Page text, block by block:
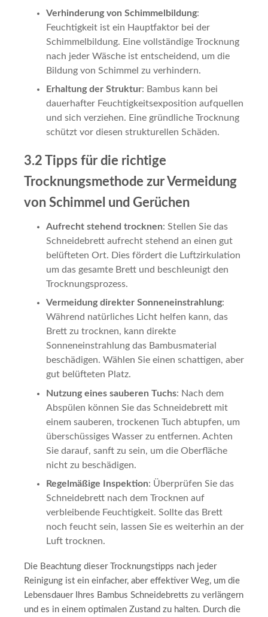
Verhinderung von Schimmelbildung:
Feuchtigkeit ist ein Hauptfaktor bei der
Schimmelbildung. Eine vollständige Trocknung
nach jeder Wäsche ist entscheidend, um die
Bildung von Schimmel zu verhindern.
Erhaltung der Struktur: Bambus kann bei
dauerhafter Feuchtigkeitsexposition aufquellen
und sich verziehen. Eine gründliche Trocknung
schützt vor diesen strukturellen Schäden.
3.2 Tipps für die richtige
Trocknungsmethode zur Vermeidung
von Schimmel und Gerüchen
Aufrecht stehend trocknen: Stellen Sie das
Schneidebrett aufrecht stehend an einen gut
belüfteten Ort. Dies fördert die Luftzirkulation
um das gesamte Brett und beschleunigt den
Trocknungsprozess.
Vermeidung direkter Sonneneinstrahlung:
Während natürliches Licht helfen kann, das
Brett zu trocknen, kann direkte
Sonneneinstrahlung das Bambusmaterial
beschädigen. Wählen Sie einen schattigen, aber
gut belüfteten Platz.
Nutzung eines sauberen Tuchs: Nach dem
Abspülen können Sie das Schneidebrett mit
einem sauberen, trockenen Tuch abtupfen, um
überschüssiges Wasser zu entfernen. Achten
Sie darauf, sanft zu sein, um die Oberfläche
nicht zu beschädigen.
Regelmäßige Inspektion: Überprüfen Sie das
Schneidebrett nach dem Trocknen auf
verbleibende Feuchtigkeit. Sollte das Brett
noch feucht sein, lassen Sie es weiterhin an der
Luft trocknen.
Die Beachtung dieser Trocknungstipps nach jeder
Reinigung ist ein einfacher, aber effektiver Weg, um die
Lebensdauer Ihres Bambus Schneidebretts zu verlängern
und es in einem optimalen Zustand zu halten. Durch die